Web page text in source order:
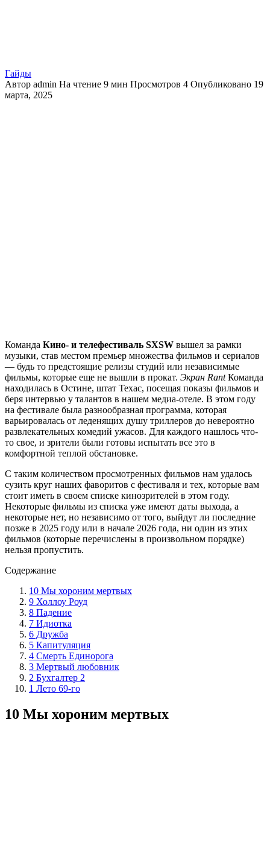
Гайды
Автор admin На чтение 9 мин Просмотров 4 Опубликовано 19
марта, 2025
Команда Кино- и телефестиваль SXSW вышел за рамки
музыки, став местом премьер множества фильмов и сериалов
— будь то предстоящие релизы студий или независимые
фильмы, которые еще не вышли в прокат. Экран RantКоманда
находилась в Остине, штат Техас, посещая показы фильмов и
беря интервью у талантов в нашем медиа-отеле. В этом году
на фестивале была разнообразная программа, которая
варьировалась от леденящих душу триллеров до невероятно
развлекательных комедий ужасов. Для каждого нашлось что-
то свое, и зрители были готовы испытать все это в
комфортной теплой обстановке.
С таким количеством просмотренных фильмов нам удалось
сузить круг наших фаворитов с фестиваля и тех, которые вам
стоит иметь в своем списке кинозрителей в этом году.
Некоторые фильмы из списка уже имеют даты выхода, а
некоторые нет, но независимо от того, выйдут ли последние
позже в 2025 году или в начале 2026 года, ни один из этих
фильмов (которые перечислены в произвольном порядке)
нельзя пропустить.
Содержание
10 Мы хороним мертвых
9 Холлоу Роуд
8 Падение
7 Идиотка
6 Дружба
5 Капитуляция
4 Смерть Единорога
3 Мертвый любовник
2 Бухгалтер 2
1 Лето 69-го
10 Мы хороним мертвых